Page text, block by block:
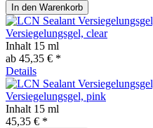
In den Warenkorb
Versiegelungsgel, clear
Inhalt 15 ml
ab 45,35 € *
Details
Versiegelungsgel, pink
Inhalt 15 ml
45,35 € *